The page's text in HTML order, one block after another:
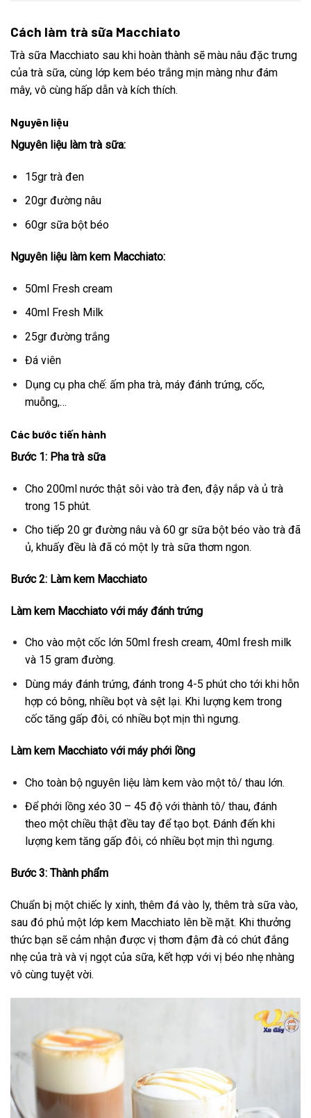
Cách làm trà sữa Macchiato
Trà sữa Macchiato sau khi hoàn thành sẽ màu nâu đặc trưng
của trà sữa, cùng lớp kem béo trắng mịn màng như đám
mây, vô cùng hấp dẫn và kích thích.
Nguyên liệu
Nguyên liệu làm trà sữa:
15gr trà đen
20gr đường nâu
60gr sữa bột béo
Nguyên liệu làm kem Macchiato:
50ml Fresh cream
40ml Fresh Milk
25gr đường trắng
Đá viên
Dụng cụ pha chế: ấm pha trà, máy đánh trứng, cốc,
muỗng,…
Các bước tiến hành
Bước 1: Pha trà sữa
Cho 200ml nước thật sôi vào trà đen, đậy nắp và ủ trà
trong 15 phút.
Cho tiếp 20 gr đường nâu và 60 gr sữa bột béo vào trà đã
ủ, khuấy đều là đã có một ly trà sữa thơm ngon.
Bước 2: Làm kem Macchiato
Làm kem Macchiato với máy đánh trứng
Cho vào một cốc lớn 50ml fresh cream, 40ml fresh milk
và 15 gram đường.
Dùng máy đánh trứng, đánh trong 4-5 phút cho tới khi hỗn
hợp có bông, nhiều bọt và sệt lại. Khi lượng kem trong
cốc tăng gấp đôi, có nhiều bọt mịn thì ngưng.
Làm kem Macchiato với máy phới lồng
Cho toàn bộ nguyên liệu làm kem vào một tô/ thau lớn.
Để phới lồng xéo 30 – 45 độ với thành tô/ thau, đánh
theo một chiều thật đều tay để tạo bọt. Đánh đến khi
lượng kem tăng gấp đôi, có nhiều bọt mịn thì ngưng.
Bước 3: Thành phẩm
Chuẩn bị một chiếc ly xinh, thêm đá vào ly, thêm trà sữa vào,
sau đó phủ một lớp kem Macchiato lên bề mặt. Khi thưởng
thức bạn sẽ cảm nhận được vị thơm đậm đà có chút đắng
nhẹ của trà và vị ngọt của sữa, kết hợp với vị béo nhẹ nhàng
vô cùng tuyệt vời.